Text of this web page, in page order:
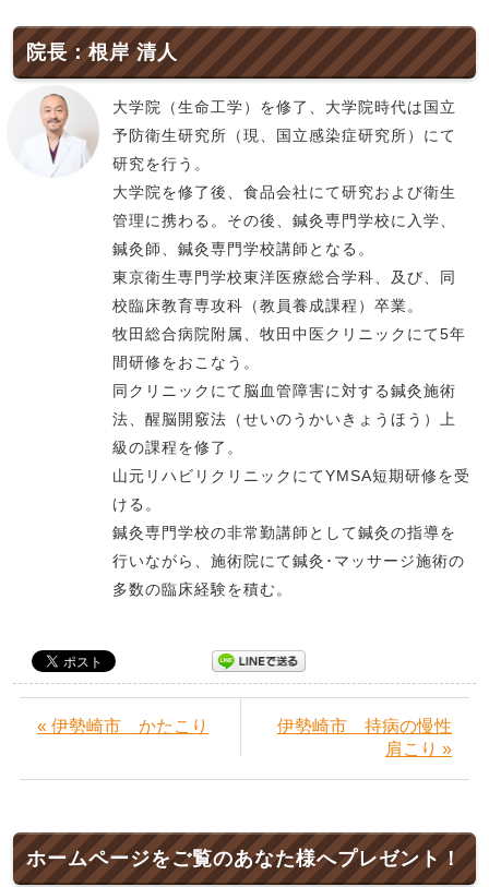
院長：根岸 清人
大学院（生命工学）を修了、大学院時代は国立
予防衛生研究所（現、国立感染症研究所）にて
研究を行う。
大学院を修了後、食品会社にて研究および衛生
管理に携わる。その後、鍼灸専門学校に入学、
鍼灸師、鍼灸専門学校講師となる。
東京衛生専門学校東洋医療総合学科、及び、同
校臨床教育専攻科（教員養成課程）卒業。
牧田総合病院附属、牧田中医クリニックにて5年
間研修をおこなう。
同クリニックにて脳血管障害に対する鍼灸施術
法、醒脳開竅法（せいのうかいきょうほう）上
級の課程を修了。
山元リハビリクリニックにてYMSA短期研修を受
ける。
鍼灸専門学校の非常勤講師として鍼灸の指導を
行いながら、施術院にて鍼灸･マッサージ施術の
多数の臨床経験を積む。
« 伊勢崎市 かたこり
伊勢崎市 持病の慢性
肩こり »
ホームページをご覧のあなた様へプレゼント！